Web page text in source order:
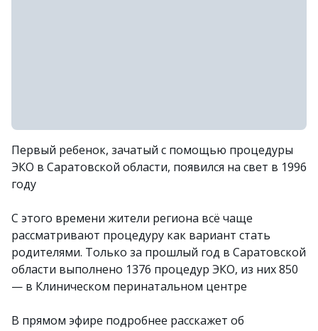
Первый ребенок, зачатый с помощью процедуры
ЭКО в Саратовской области, появился на свет в 1996
году
С этого времени жители региона всё чаще
рассматривают процедуру как вариант стать
родителями. Только за прошлый год в Саратовской
области выполнено 1376 процедур ЭКО, из них 850
— в Клиническом перинатальном центре
В прямом эфире подробнее расскажет об